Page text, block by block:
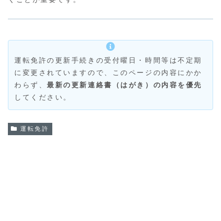
運転免許の更新手続きの受付曜日・時間等は不定期
に変更されていますので、このページの内容にかか
わらず、最新の更新連絡書（はがき）の内容を優先
してください。
運転免許